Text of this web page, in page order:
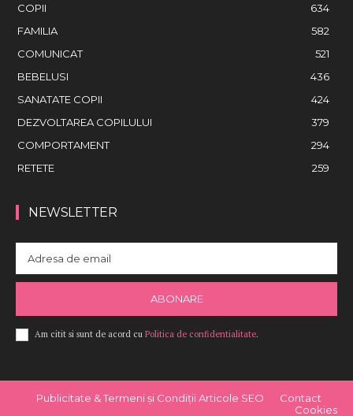
COPII
634
FAMILIA
582
COMUNICAT
521
BEBELUSI
436
SANATATE COPII
424
DEZVOLTAREA COPILULUI
379
COMPORTAMENT
294
RETETE
259
NEWSLETTER
ABONARE
Am citit si sunt de acord cu Politica de confidentialitate.
Publicitate & Termeni și Condiții Articole SEO
Contact
Cookies